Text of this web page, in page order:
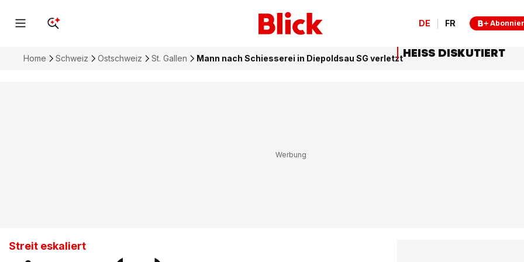
DE FR
Home Schweiz Ostschweiz St. Gallen Mann nach Schiesserei in Diepoldsau SG verletzt
Streit eskaliert
HEISS DISKUTIERT